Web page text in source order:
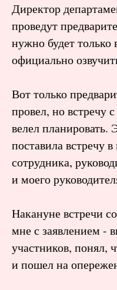
Директор
проведут
нужно будет только
официально
Вот только
провел, но встречу
велел планировать.
поставила встречу
сотрудника,
и моего
Накануне встречи
мне с заявлением -
участников, понял,
и пошел на